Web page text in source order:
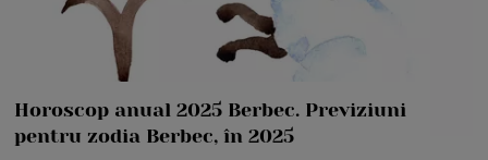
Horoscop anual 2025 Berbec. Previziuni
pentru zodia Berbec, în 2025